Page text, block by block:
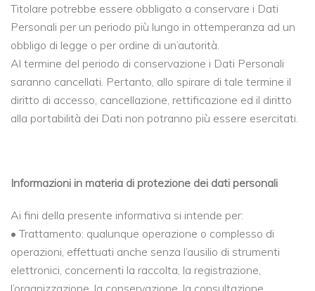
Titolare potrebbe essere obbligato a conservare i Dati
Personali per un periodo più lungo in ottemperanza ad un
obbligo di legge o per ordine di un’autorità.
Al termine del periodo di conservazione i Dati Personali
saranno cancellati. Pertanto, allo spirare di tale termine il
diritto di accesso, cancellazione, rettificazione ed il diritto
alla portabilità dei Dati non potranno più essere esercitati.
Informazioni in materia di protezione dei dati personali
Ai fini della presente informativa si intende per:
• Trattamento: qualunque operazione o complesso di
operazioni, effettuati anche senza l’ausilio di strumenti
elettronici, concernenti la raccolta, la registrazione,
l’organizzazione, la conservazione, la consultazione,